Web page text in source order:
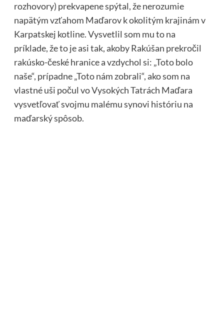
rozhovory) prekvapene spýtal, že nerozumie
napätým vzťahom Maďarov k okolitým krajinám v
Karpatskej kotline. Vysvetlil som mu to na
príklade, že to je asi tak, akoby Rakúšan prekročil
rakúsko-české hranice a vzdychol si: „Toto bolo
naše“, prípadne „Toto nám zobrali“, ako som na
vlastné uši počul vo Vysokých Tatrách Maďara
vysvetľovať svojmu malému synovi históriu na
maďarský spôsob.